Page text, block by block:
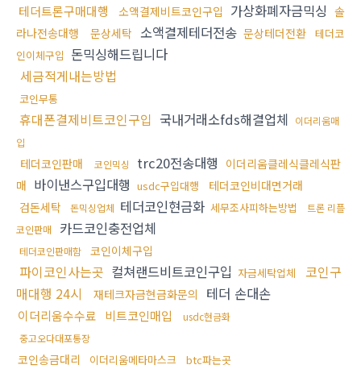
테더트론구매대행 소액결제비트코인구입 가상화폐자금믹싱 솔
라나전송대행
문상세탁 소액결제테더전송 문상테더전환 테더코
인이체구입 돈믹싱해드립니다
세금적게내는방법
코인무통
휴대폰결제비트코인구입 국내거래소fds해결업체 이더리움매
입
테더코인판매 코인믹싱 trc20전송대행 이더리움클레식클레식판
매 바이낸스구입대행 usdc구입대행
테더코인비대면거래
검돈세탁
돈믹싱업체 테더코인현금화 세무조사피하는방법
트론 리플
코인판매
카드코인충전업체
테더코인판매함 코인이체구입
파이코인사는곳 컬쳐랜드비트코인구입 자금세탁업체
코인구
매대행 24시
재테크자금현금화문의 테더 손대손
이더리움수수료 비트코인매입
usdc현금화
중고오다대포통장
코인송금대리 이더리움메타마스크 btc파는곳